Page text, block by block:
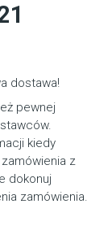
dostawa!
pewnej
kiedy
z
dokonuj
zamówienia.